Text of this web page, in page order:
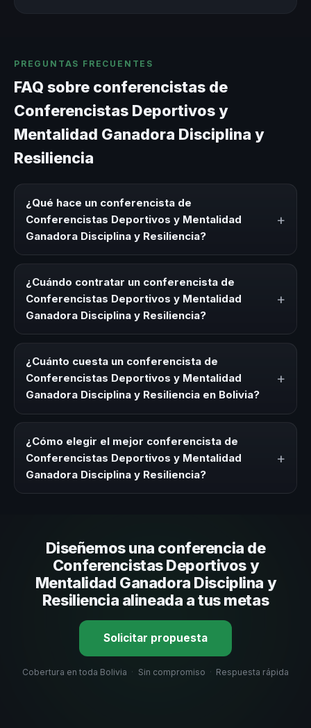
PREGUNTAS FRECUENTES
FAQ sobre conferencistas de
Conferencistas Deportivos y
Mentalidad Ganadora Disciplina y
Resiliencia
¿Qué hace un conferencista de
Conferencistas Deportivos y Mentalidad
Ganadora Disciplina y Resiliencia?
+
Mentalidad Ganadora Disciplina y Resiliencia es un
experto que comparte conocimiento, estrategias y
experiencias sobre este tema en eventos corporativos,
convenciones y seminarios. Su objetivo es generar
reflexión, inspiración y herramientas aplicables para la
¿Cuándo contratar un conferencista de
Conferencistas Deportivos y Mentalidad
Ganadora Disciplina y Resiliencia?
+
Deportivos y Mentalidad Ganadora Disciplina y Resiliencia
para kick-offs, convenciones anuales, programas de
desarrollo, eventos de integración o cuando tu
organización necesita impulsar un cambio cultural
relacionado con esta temática.
¿Cuánto cuesta un conferencista de
Conferencistas Deportivos y Mentalidad
Ganadora Disciplina y Resiliencia en Bolivia?
+
modalidad (presencial o virtual) y la duración del evento.
En CHM Bolivia ofrecemos asesoría estratégica sin costo
y una propuesta en menos de 24 horas adaptada a tu
presupuesto.
¿Cómo elegir el mejor conferencista de
Conferencistas Deportivos y Mentalidad
Ganadora Disciplina y Resiliencia?
+
organizacional. En CHM Bolivia te ayudamos con una
selección estratégica basada en estos criterios.
Diseñemos una conferencia de
Conferencistas Deportivos y
Mentalidad Ganadora Disciplina y
Resiliencia alineada a tus metas
Solicitar propuesta
Cobertura en toda Bolivia · Sin compromiso · Respuesta rápida